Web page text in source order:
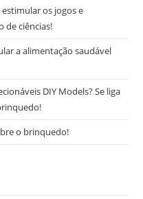
os jogos e
de ciências!
a alimentação saudável
DIY Models? Se liga
o brinquedo!